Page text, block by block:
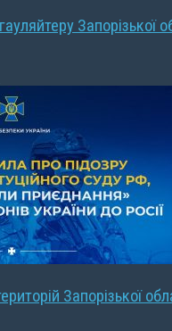
Запорізької
Запорізької